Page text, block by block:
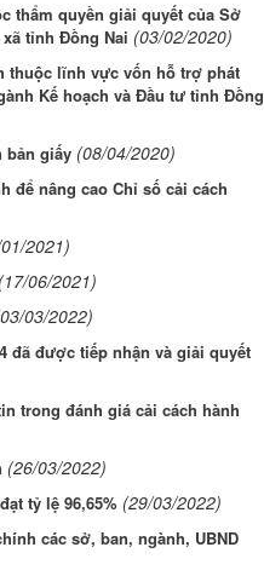
thẩm quyền giải quyết của Sở
tỉnh Đồng Nai (03/02/2020)
thuộc lĩnh vực vốn hỗ trợ phát
Kế hoạch và Đầu tư tỉnh Đồng
bản giấy (08/04/2020)
để nâng cao Chỉ số cải cách
2021)
(17/06/2021)
03/2022)
đã được tiếp nhận và giải quyết
trong đánh giá cải cách hành
(26/03/2022)
tỷ lệ 96,65% (29/03/2022)
các sở, ban, ngành, UBND